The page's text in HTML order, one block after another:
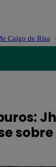
Caigo de Risa
sobre